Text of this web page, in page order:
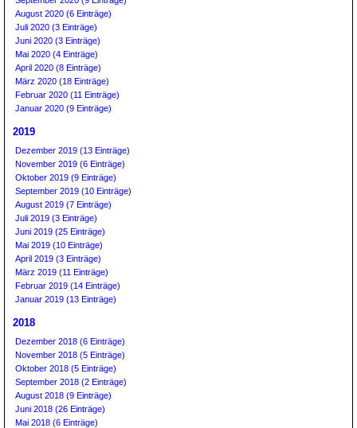
August 2020 (6 Einträge)
Juli 2020 (3 Einträge)
Juni 2020 (3 Einträge)
Mai 2020 (4 Einträge)
April 2020 (8 Einträge)
März 2020 (18 Einträge)
Februar 2020 (11 Einträge)
Januar 2020 (9 Einträge)
2019
Dezember 2019 (13 Einträge)
November 2019 (6 Einträge)
Oktober 2019 (9 Einträge)
September 2019 (10 Einträge)
August 2019 (7 Einträge)
Juli 2019 (3 Einträge)
Juni 2019 (25 Einträge)
Mai 2019 (10 Einträge)
April 2019 (3 Einträge)
März 2019 (11 Einträge)
Februar 2019 (14 Einträge)
Januar 2019 (13 Einträge)
2018
Dezember 2018 (6 Einträge)
November 2018 (5 Einträge)
Oktober 2018 (5 Einträge)
September 2018 (2 Einträge)
August 2018 (9 Einträge)
Juni 2018 (26 Einträge)
Mai 2018 (6 Einträge)